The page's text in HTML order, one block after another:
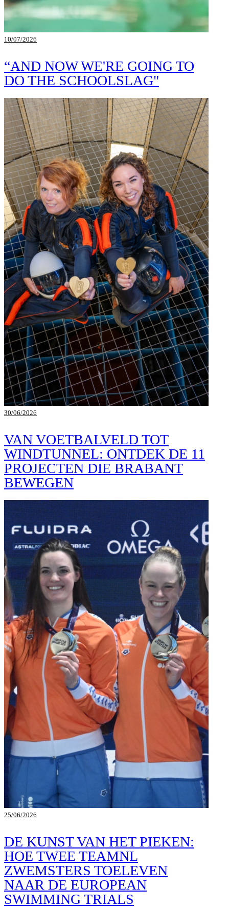
10/07/2026
“AND NOW WE'RE GOING TO
DO THE SCHOOLSLAG"
30/06/2026
VAN VOETBALVELD TOT
WINDTUNNEL: ONTDEK DE 11
PROJECTEN DIE BRABANT
BEWEGEN
25/06/2026
DE KUNST VAN HET PIEKEN:
HOE TWEE TEAMNL
ZWEMSTERS TOELEVEN
NAAR DE EUROPEAN
SWIMMING TRIALS